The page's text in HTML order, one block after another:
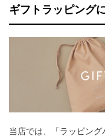
ギフトラッピング
当店では、「ラッピン